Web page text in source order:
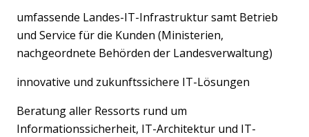
umfassende Landes-IT-Infrastruktur samt Betrieb
und Service für die Kunden (Ministerien,
nachgeordnete Behörden der Landesverwaltung)
innovative und zukunftssichere IT-Lösungen
Beratung aller Ressorts rund um
Informationssicherheit, IT-Architektur und IT-